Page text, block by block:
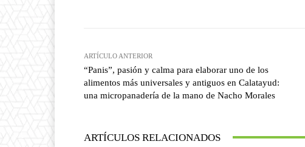
ARTÍCULO ANTERIOR
“Panis”, pasión y calma para elaborar uno de los
alimentos más universales y antiguos en Calatayud:
una micropanadería de la mano de Nacho Morales
ARTÍCULOS RELACIONADOS